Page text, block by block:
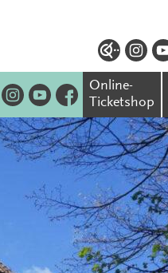
Online-
Ticketshop